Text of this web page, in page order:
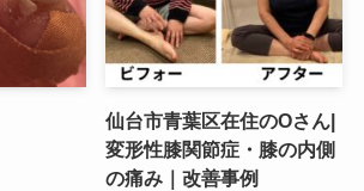
仙台市青葉区在住のOさん|
変形性膝関節症・膝の内側
の痛み｜改善事例